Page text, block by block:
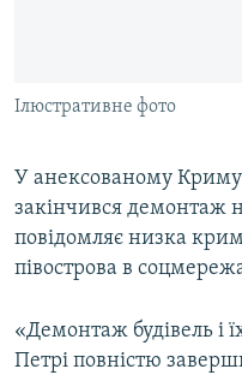
УКРАЇНСЬКА ПРОБЛЕМА
Усі сайти RFE/RL
Ілюстративне фото
У анексованому
закінчився демонтаж
повідомляє низка
півострова в
«Демонтаж будівель і
Петрі повністю